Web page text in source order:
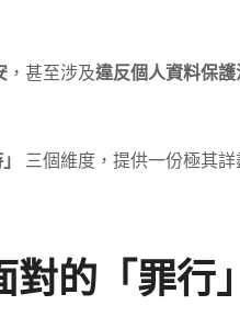
，甚至涉及違反個人資料保護
三個維度，提供一份極其
的「罪行